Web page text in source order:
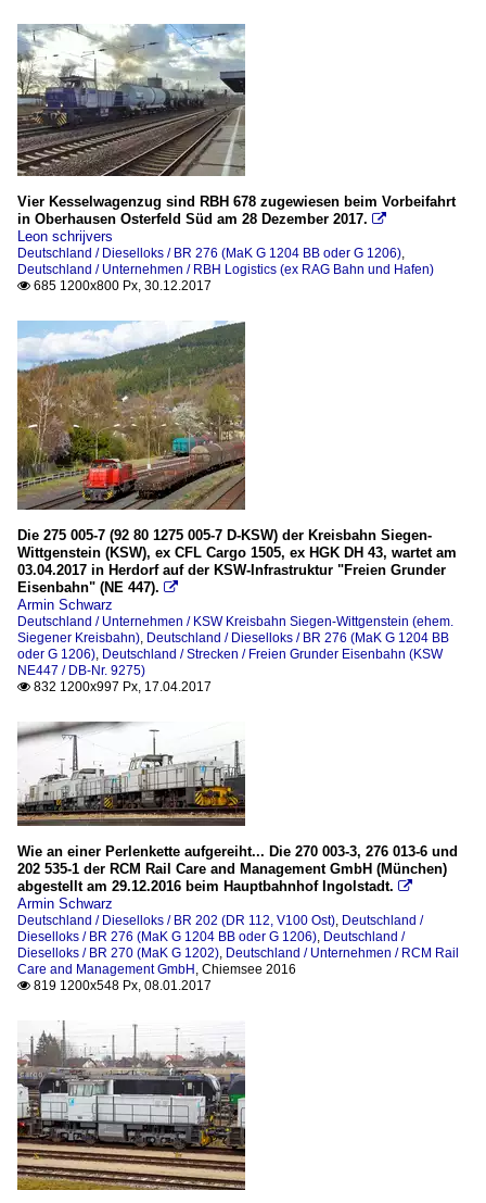
Vier Kesselwagenzug sind RBH 678 zugewiesen beim Vorbeifahrt
in Oberhausen Osterfeld Süd am 28 Dezember 2017. 
Leon schrijvers
Deutschland / Dieselloks / BR 276 (MaK G 1204 BB oder G 1206)
Deutschland / Unternehmen / RBH Logistics (ex RAG Bahn und Hafen)
 685 1200x800 Px, 30.12.2017
Die 275 005-7 (92 80 1275 005-7 D-KSW) der Kreisbahn Siegen-
Wittgenstein (KSW), ex CFL Cargo 1505, ex HGK DH 43, wartet am
03.04.2017 in Herdorf auf der KSW-Infrastruktur "Freien Grunder
Eisenbahn" (NE 447). 
Armin Schwarz
Deutschland / Unternehmen / KSW Kreisbahn Siegen-Wittgenstein (ehem.
Siegener Kreisbahn) Deutschland / Dieselloks / BR 276 (MaK G 1204 BB
oder G 1206) Deutschland / Strecken / Freien Grunder Eisenbahn (KSW
NE447 / DB-Nr. 9275)
 832 1200x997 Px, 17.04.2017
Wie an einer Perlenkette aufgereiht... Die 270 003-3, 276 013-6 und
202 535-1 der RCM Rail Care and Management GmbH (München)
abgestellt am 29.12.2016 beim Hauptbahnhof Ingolstadt. 
Armin Schwarz
Deutschland / Dieselloks / BR 202 (DR 112, V100 Ost) Deutschland /
Dieselloks / BR 276 (MaK G 1204 BB oder G 1206) Deutschland /
Dieselloks / BR 270 (MaK G 1202) Deutschland / Unternehmen / RCM Rail
Care and Management GmbH Chiemsee 2016
 819 1200x548 Px, 08.01.2017